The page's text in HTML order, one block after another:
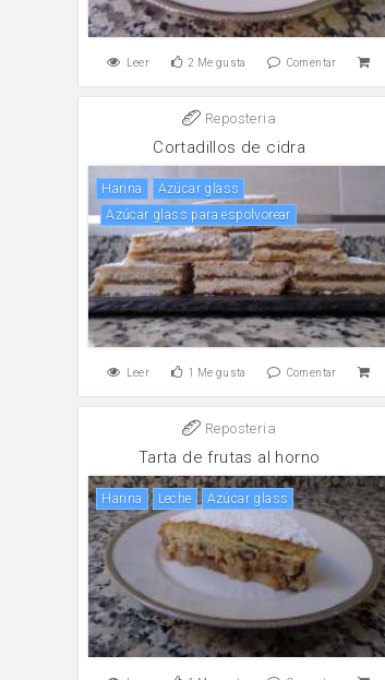
Leer 2 Me gusta Comentar
Reposteria
Cortadillos de cidra
harina
Azúcar glass
Azúcar glass para espolvorear
Leer 1 Me gusta Comentar
Reposteria
Tarta de frutas al horno
harina leche Azúcar glass